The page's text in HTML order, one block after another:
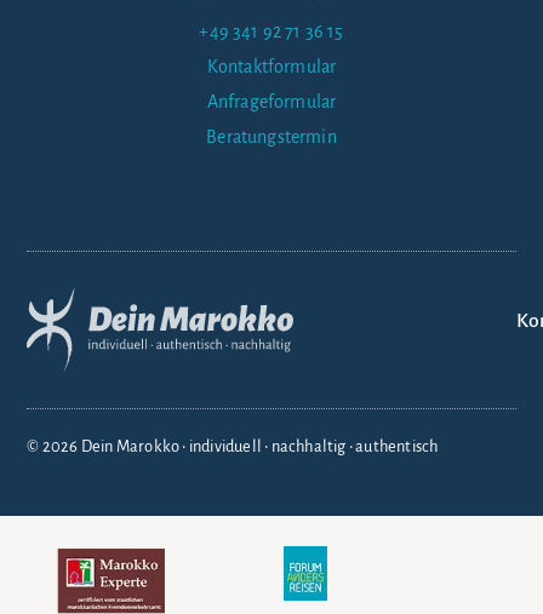
+49 341 92 71 36 15
Kontaktformular
Anfrageformular
Beratungstermin
© 2026 Dein Marokko • individuell • nachhaltig • authentisch